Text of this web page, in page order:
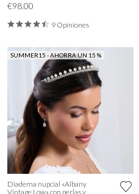
€98.00
9 Opiniones
SUMMER15 - AHORRA UN 15 %
Diadema nupcial «Albany
Vintage Low» con perlas y